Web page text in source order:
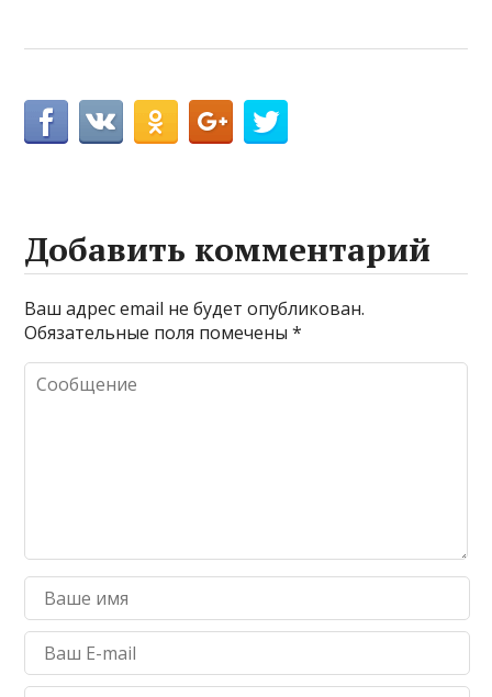
Добавить комментарий
Ваш адрес email не будет опубликован.
Обязательные поля помечены*